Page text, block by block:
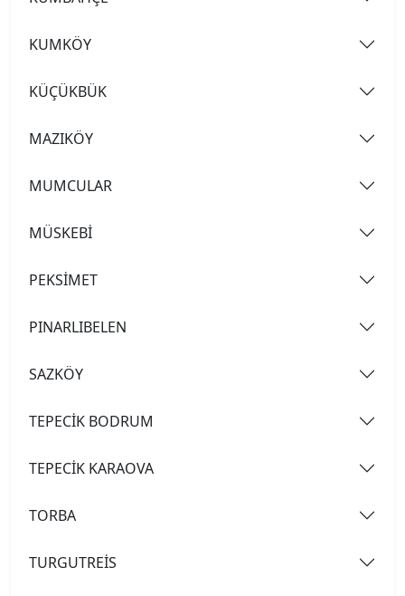
KUMKÖY
KÜÇÜKBÜK
MAZIKÖY
MUMCULAR
MÜSKEBİ
PEKSİMET
PINARLIBELEN
SAZKÖY
TEPECİK BODRUM
TEPECİK KARAOVA
TORBA
TURGUTREİS